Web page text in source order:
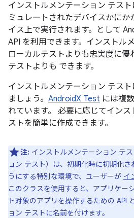
インストルメンテーション テス
ミュレートされたデバイスかにか
イス上で実行されます。として
API を利用できます。インストル
ローカルテストよりも忠実度に優
テストよりも できます。
インストルメンテーション テス
ましょう。 AndroidX Test には複
れています。 必要に応じてイン
ストを簡単に作成できます。
注: インストルメンテーション テ
ョン テスト）は、初期化時に初期化さ
うにする特別な環境で、ユーザーが イ
このクラスを使用すると、アプリケー
ト対象のアプリを操作するための API
ョン テストに名前を付けます。